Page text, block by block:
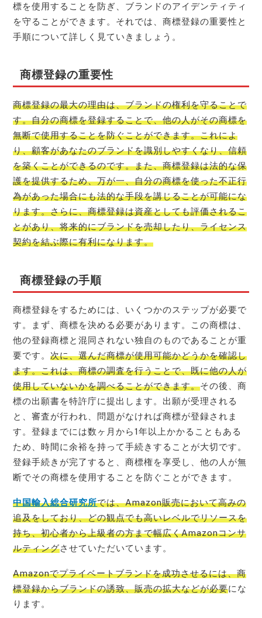
標を使用することを防ぎ、ブランドのアイデンティティ
を守ることができます。それでは、商標登録の重要性と
手順について詳しく見ていきましょう。
商標登録の重要性
商標登録の最大の理由は、ブランドの権利を守ることで
す。自分の商標を登録することで、他の人がその商標を
無断で使用することを防ぐことができます。これによ
り、顧客があなたのブランドを識別しやすくなり、信頼
を築くことができるのです。また、商標登録は法的な保
護を提供するため、万が一、自分の商標を使った不正行
為があった場合にも法的な手段を講じることが可能にな
ります。さらに、商標登録は資産としても評価されるこ
とがあり、将来的にブランドを売却したり、ライセンス
契約を結ぶ際に有利になります。
商標登録の手順
商標登録をするためには、いくつかのステップが必要で
す。まず、商標を決める必要があります。この商標は、
他の登録商標と混同されない独自のものであることが重
要です。次に、選んだ商標が使用可能かどうかを確認し
ます。これは、商標の調査を行うことで、既に他の人が
使用していないかを調べることができます。その後、商
標の出願書を特許庁に提出します。出願が受理される
と、審査が行われ、問題がなければ商標が登録されま
す。登録までには数ヶ月から1年以上かかることもある
ため、時間に余裕を持って手続きすることが大切です。
登録手続きが完了すると、商標権を享受し、他の人が無
断でその商標を使用することを防ぐことができます。
中国輸入総合研究所では、Amazon販売において高みの
追及をしており、どの観点でも高いレベルでリソースを
持ち、初心者から上級者の方まで幅広くAmazonコンサ
ルティングさせていただいています。
Amazonでプライベートブランドを成功させるには、商
標登録からブランドの誘致、販売の拡大などが必要にな
ります。